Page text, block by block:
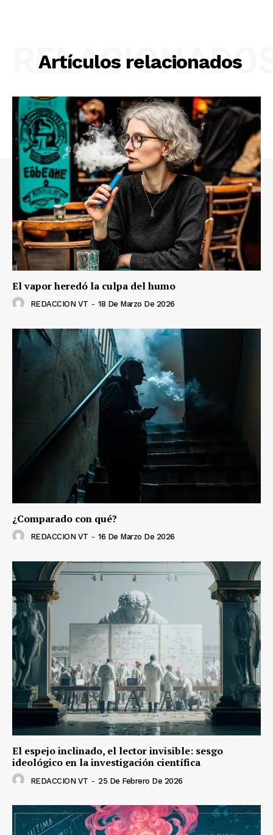
Artículos relacionados
El vapor heredó la culpa del humo
REDACCION VT - 18 De Marzo De 2026
¿Comparado con qué?
REDACCION VT - 16 De Marzo De 2026
El espejo inclinado, el lector invisible: sesgo
ideológico en la investigación científica
REDACCION VT - 25 De Febrero De 2026